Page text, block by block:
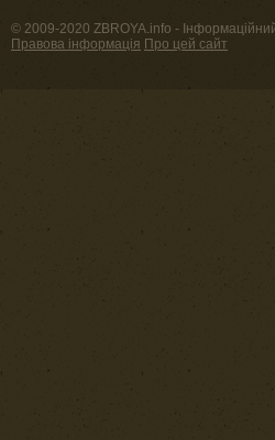
© 2009-2020 ZBROYA.info -
Правова інформація Про цей сайт